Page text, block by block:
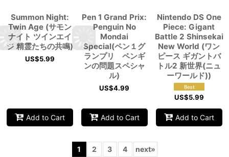
Summon Night:
Twin Age (サモン
ナイト ツインエイ
ジ 精霊たちの共鳴)
US$5.99
Add to Cart
Pen 1 Grand Prix:
Penguin No
Mondai
Special(ペン１グ
ランプリ ペンギ
ンの問題スペシャ
ル)
US$4.99
Add to Cart
Nintendo DS One
Piece: Gigant
Battle 2 Shinsekai
New World (ワン
ピース ギガントバ
トル2 新世界(ニュ
ーワールド))
US$5.99
Add to Cart
1 2 3 4 next»